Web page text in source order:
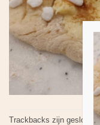
Trackbacks zijn